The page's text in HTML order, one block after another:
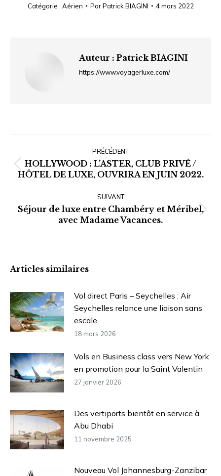
Catégorie : Aérien ParPatrick BIAGINI 4 mars 2022
Auteur : Patrick BIAGINI
https://www.voyagerluxe.com/
PRÉCÉDENT
Article
:
HOLLYWOOD : L’ASTER, CLUB PRIVÉ /
HÔTEL DE LUXE, OUVRIRA EN JUIN 2022.
SUIVANT
Article
Séjour de luxe entre Chambéry et Méribel,
avec Madame Vacances.
Articles similaires
Vol direct Paris – Seychelles : Air
Seychelles relance une liaison sans
escale
18 mars 2026
Vols en Business class vers New York
en promotion pour la Saint Valentin
27 janvier 2026
Des vertiports bientôt en service à
Abu Dhabi
11 novembre 2025
Nouveau Vol Johannesburg-Zanzibar